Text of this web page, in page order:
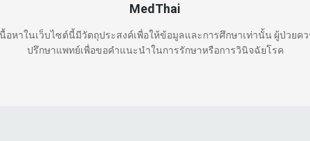
MedThai
อหาในเว็บไซต์นี้มีวัตถุประสงค์เพื่อให้ข้อมูลและการศึกษาเท่านั้น ผู้ป่วยค
ปรึกษาแพทย์เพื่อขอคำแนะนำในการรักษาหรือการวินิจฉัยโรค